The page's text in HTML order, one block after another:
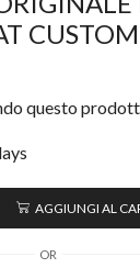
questo
AGGIUNGI AL
OR